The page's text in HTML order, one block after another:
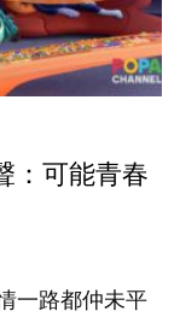
：可能青春
一路都仲未平